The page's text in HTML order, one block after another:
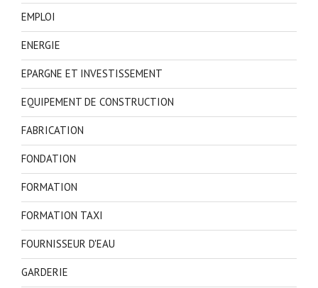
EMPLOI
ENERGIE
EPARGNE ET INVESTISSEMENT
EQUIPEMENT DE CONSTRUCTION
FABRICATION
FONDATION
FORMATION
FORMATION TAXI
FOURNISSEUR D'EAU
GARDERIE